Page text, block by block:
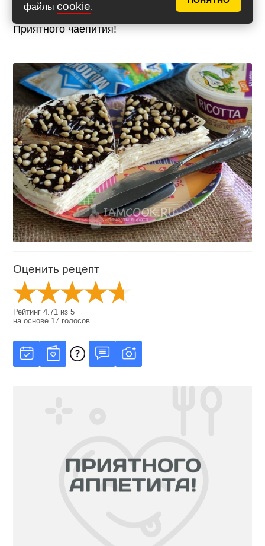
файлы cookie.
Приятного чаепития!
Оценить рецепт
Рейтинг4.71 из5
на основе 17 голосов